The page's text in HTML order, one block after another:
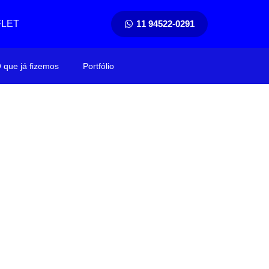
11 94522-0291
que já fizemos Portfólio